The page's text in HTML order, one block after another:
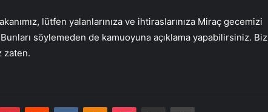
lütfen yalanlarınıza ve ihtiraslarınıza Miraç gecemizi
söylemeden de kamuoyuna açıklama yapabilirsiniz. Biz
zaten.
PinterestReddit VKontakteOdnoklassniki
Pocket E-Posta ile paylaş Yazdır